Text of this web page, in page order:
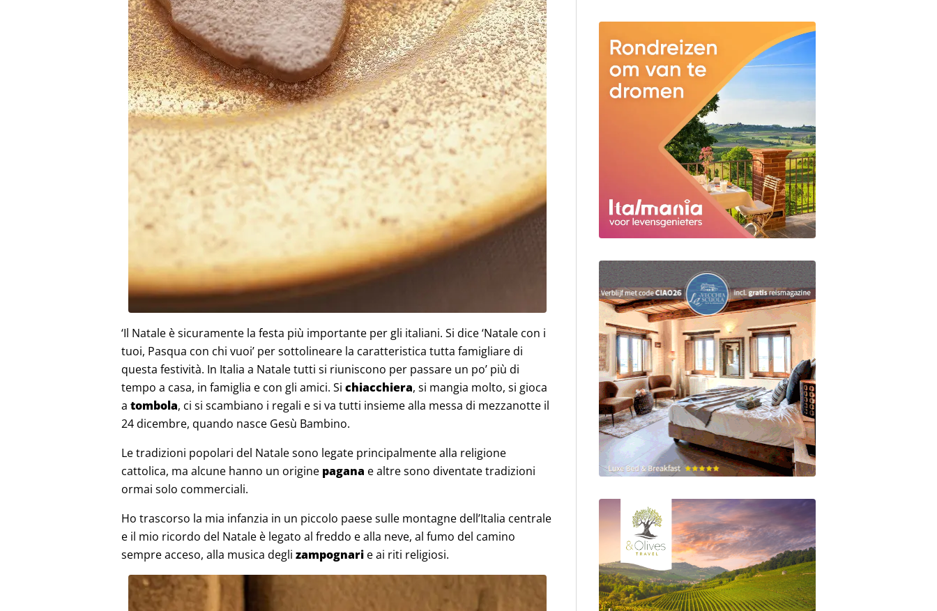
‘Il Natale è sicuramente la festa più importante per gli italiani. Si dice ‘Natale con i
tuoi, Pasqua con chi vuoi’ per sottolineare la caratteristica tutta famigliare di
questa festività. In Italia a Natale tutti si riuniscono per passare un po’ più di
tempo a casa, in famiglia e con gli amici. Sichiacchiera, si mangia molto, si gioca
atombola, ci si scambiano i regali e si va tutti insieme alla messa di mezzanotte il
24 dicembre, quando nasce Gesù Bambino.
Le tradizioni popolari del Natale sono legate principalmente alla religione
cattolica, ma alcune hanno un origine pagana e altre sono diventate tradizioni
ormai solo commerciali.
Ho trascorso la mia infanzia in un piccolo paese sulle montagne dell’Italia centrale
e il mio ricordo del Natale è legato al freddo e alla neve, al fumo del camino
sempre acceso, alla musica deglizampognari e ai riti religiosi.